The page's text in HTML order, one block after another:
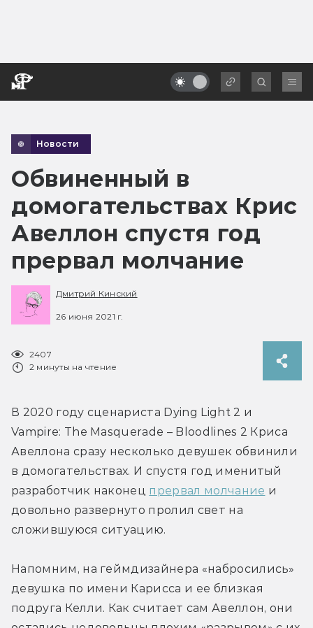
Новости
Обвиненный в
домогательствах Крис
Авеллон спустя год
прервал молчание
Дмитрий Кинский
26 июня 2021 г.
2407
2 минуты на чтение
В 2020 году сценариста Dying Light 2 и
Vampire: The Masquerade – Bloodlines 2 Криса
Авеллона сразу несколько девушек обвинили
в домогательствах. И спустя год именитый
разработчик наконец прервал молчание и
довольно развернуто пролил свет на
сложившуюся ситуацию.
Напомним, на геймдизайнера «набросились»
девушка по имени Карисса и ее близкая
подруга Келли. Как считает сам Авеллон, они